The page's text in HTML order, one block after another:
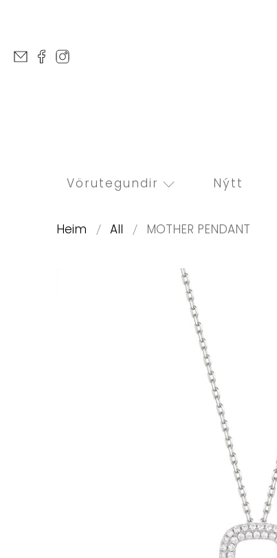
Vörutegundir Nýtt
Heim All MOTHER PENDANT